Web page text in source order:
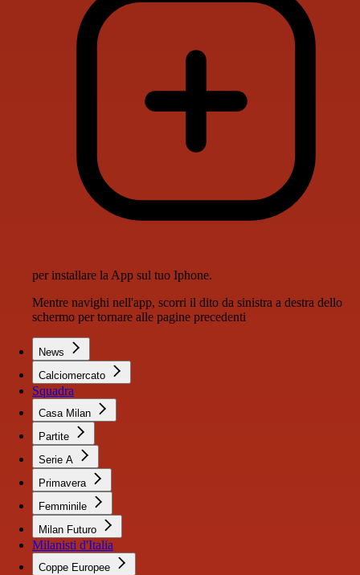
per installare la App sul tuo Iphone.
Mentre navighi nell'app, scorri il dito da sinistra a destra dello
schermo per tornare alle pagine precedenti
News
Calciomercato
Squadra
Casa Milan
Partite
Serie A
Primavera
Femminile
Milan Futuro
Milanisti d'Italia
Coppe Europee